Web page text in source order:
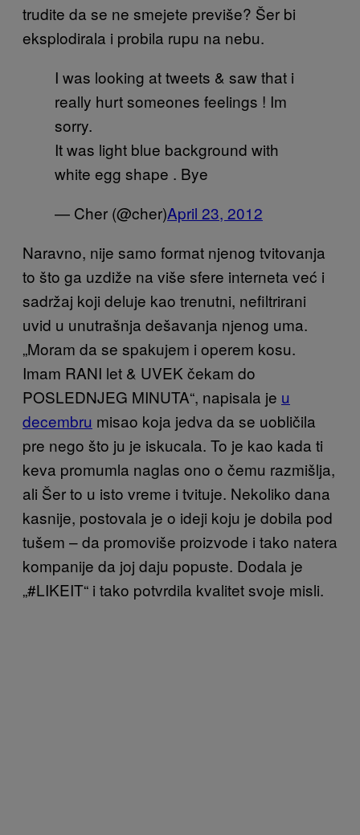
trudite da se ne smejete previše? Šer bi
eksplodirala i probila rupu na nebu.
I was looking at tweets & saw that i
really hurt someones feelings ! Im
sorry.
It was light blue background with
white egg shape . Bye
— Cher (@cher)April 23, 2012
Naravno, nije samo format njenog tvitovanja
to što ga uzdiže na više sfere interneta već i
sadržaj koji deluje kao trenutni, nefiltrirani
uvid u unutrašnja dešavanja njenog uma.
„Moram da se spakujem i operem kosu.
Imam RANI let & UVEK čekam do
POSLEDNJEG MINUTA“, napisala je u
decembru misao koja jedva da se uobličila
pre nego što ju je iskucala. To je kao kada ti
keva promumla naglas ono o čemu razmišlja,
ali Šer to u isto vreme i tvituje. Nekoliko dana
kasnije, postovala je o ideji koju je dobila pod
tušem – da promoviše proizvode i tako natera
kompanije da joj daju popuste. Dodala je
„#LIKEIT“ i tako potvrdila kvalitet svoje misli.